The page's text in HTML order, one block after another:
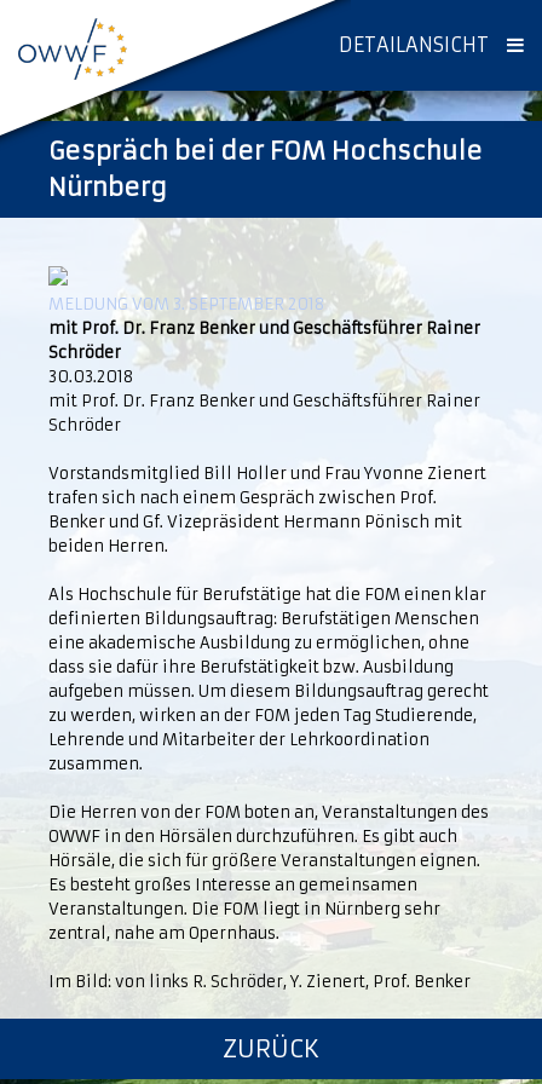
DETAILANSICHT
Gespräch bei der FOM Hochschule
Nürnberg
MELDUNG VOM 3. SEPTEMBER 2018
mit Prof. Dr. Franz Benker und Geschäftsführer Rainer
Schröder
30.03.2018
mit Prof. Dr. Franz Benker und Geschäftsführer Rainer
Schröder
Vorstandsmitglied Bill Holler und Frau Yvonne Zienert
trafen sich nach einem Gespräch zwischen Prof.
Benker und Gf. Vizepräsident Hermann Pönisch mit
beiden Herren.
Als Hochschule für Berufstätige hat die FOM einen klar
definierten Bildungsauftrag: Berufstätigen Menschen
eine akademische Ausbildung zu ermöglichen, ohne
dass sie dafür ihre Berufstätigkeit bzw. Ausbildung
aufgeben müssen. Um diesem Bildungsauftrag gerecht
zu werden, wirken an der FOM jeden Tag Studierende,
Lehrende und Mitarbeiter der Lehrkoordination
zusammen.
Die Herren von der FOM boten an, Veranstaltungen des
OWWF in den Hörsälen durchzuführen. Es gibt auch
Hörsäle, die sich für größere Veranstaltungen eignen.
Es besteht großes Interesse an gemeinsamen
Veranstaltungen. Die FOM liegt in Nürnberg sehr
zentral, nahe am Opernhaus.
Im Bild: von links R. Schröder, Y. Zienert, Prof. Benker
ZURÜCK